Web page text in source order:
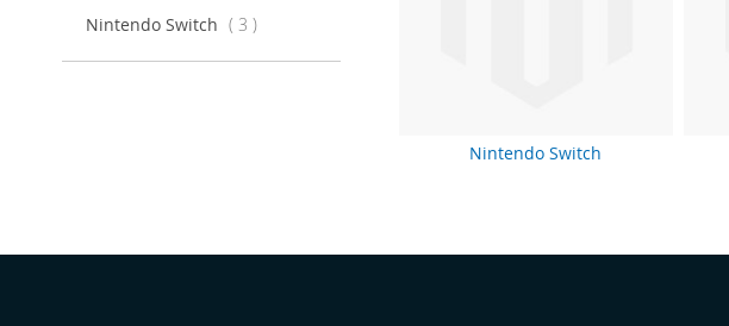
Nintendo Switch
Nintendo Switch
3 artigos